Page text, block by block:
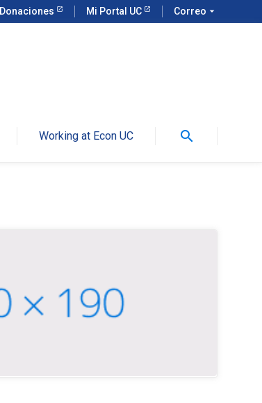
Donaciones Mi Portal UC Correo arrow_drop_down
Working at Econ UC search